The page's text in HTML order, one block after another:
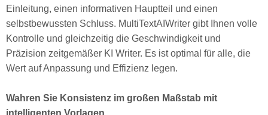
Einleitung, einen informativen Hauptteil und einen
selbstbewussten Schluss. MultiTextAIWriter gibt Ihnen volle
Kontrolle und gleichzeitig die Geschwindigkeit und
Präzision zeitgemäßer KI Writer. Es ist optimal für alle, die
Wert auf Anpassung und Effizienz legen.
Wahren Sie Konsistenz im großen Maßstab mit